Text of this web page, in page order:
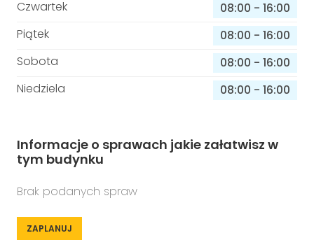
Czwartek
08:00 - 16:00
Piątek
08:00 - 16:00
Sobota
08:00 - 16:00
Niedziela
08:00 - 16:00
Informacje o sprawach jakie załatwisz w
tym budynku
Brak podanych spraw
ZAPLANUJ